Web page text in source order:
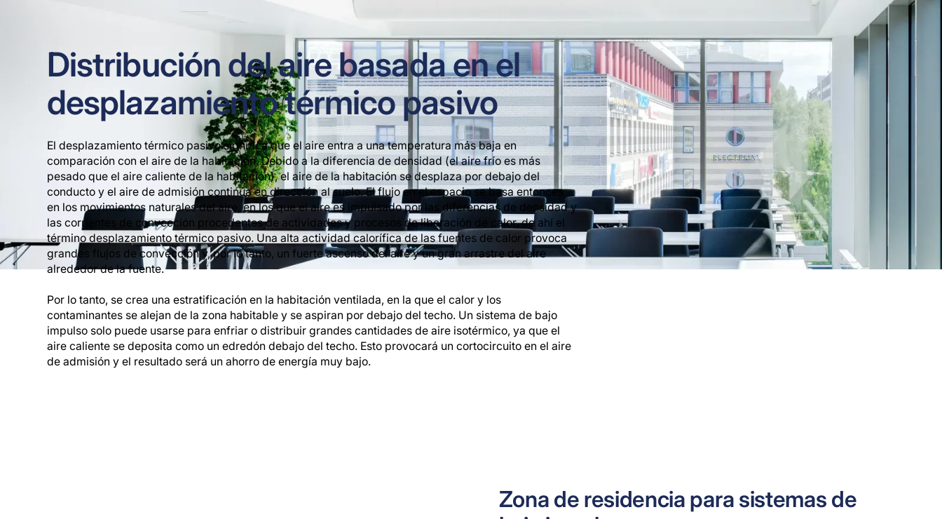
Distribución del aire basada en el
desplazamiento térmico pasivo
El desplazamiento térmico pasivo significa que el aire entra a una temperatura más baja en
comparación con el aire de la habitación. Debido a la diferencia de densidad (el aire frío es más
pesado que el aire caliente de la habitación), el aire de la habitación se desplaza por debajo del
conducto y el aire de admisión continúa en dirección al suelo. El flujo en el espacio se basa entonces
en los movimientos naturales del aire, en los que el aire es impulsado por las diferencias de densidad y
las corrientes de convección procedentes de actividades y procesos de liberación de calor, de ahí el
término desplazamiento térmico pasivo. Una alta actividad calorífica de las fuentes de calor provoca
grandes flujos de convección y, por lo tanto, un fuerte ascenso del aire y un gran arrastre del aire
alrededor de la fuente.
Por lo tanto, se crea una estratificación en la habitación ventilada, en la que el calor y los
contaminantes se alejan de la zona habitable y se aspiran por debajo del techo. Un sistema de bajo
impulso solo puede usarse para enfriar o distribuir grandes cantidades de aire isotérmico, ya que el
aire caliente se deposita como un edredón debajo del techo. Esto provocará un cortocircuito en el aire
de admisión y el resultado será un ahorro de energía muy bajo.
Zona de residencia para sistemas de